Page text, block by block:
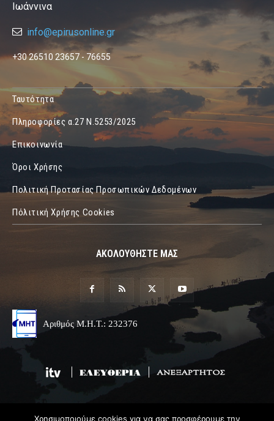
Ιωάννινα
info@epirusonline.gr
+30 26510 23657 - 76655
Ταυτότητα
Πληροφορίες α.27 Ν.5253/2025
Επικοινωνία
Όροι Χρήσης
Πολιτική Προτασίας Προσωπικών Δεδομένων
Πόλιτική Χρήσης Cookies
ΑΚΟΛΟΥΘΗΣΤΕ ΜΑΣ
Αριθμός Μ.Η.Τ.: 232376
Χρησιμοποιούμε cookies για να σας προσφέρουμε την